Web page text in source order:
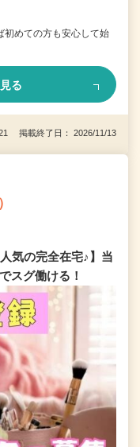
めての方も安心して始
る
掲載終了日： 2026/11/13
気の完全在宅♪】当
スグ働ける！